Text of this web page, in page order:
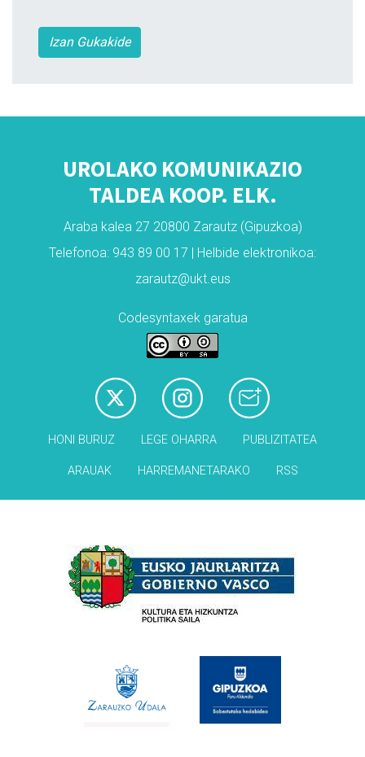
Izan Gukakide
UROLAKO KOMUNIKAZIO
TALDEA KOOP. ELK.
Araba kalea 27 20800 Zarautz (Gipuzkoa)
Telefonoa: 943 89 00 17 | Helbide elektronikoa:
zarautz@ukt.eus
Codesyntaxek garatua
HONI BURUZ LEGE OHARRA PUBLIZITATEA
ARAUAK HARREMANETARAKO RSS